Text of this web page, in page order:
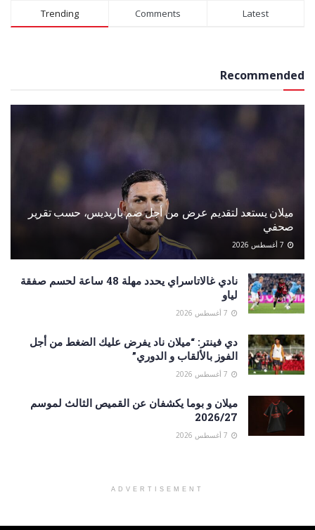
Alternative:
Trending Comments Latest
Recommended
ميلان يستعد لتقديم عرض من أجل ضم باريديس، حسب تقرير
صحفي
نادي غالاتاسراي يحدد مهلة 48 ساعة لحسم صفقة
لياو
دي فينتر: “ميلان ناد يفرض عليك الضغط من أجل
الفوز بالألقاب و الدوري”
ميلان و بوما يكشفان عن القميص الثالث لموسم
2026/27
ADVERTISEMENT